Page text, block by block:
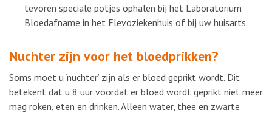
tevoren speciale potjes ophalen bij het Laboratorium
Bloedafname in het Flevoziekenhuis of bij uw huisarts.
Nuchter zijn voor het bloedprikken?
Soms moet u ‘nuchter’ zijn als er bloed geprikt wordt. Dit
betekent dat u 8 uur voordat er bloed wordt geprikt niet meer
mag roken, eten en drinken. Alleen water, thee en zwarte